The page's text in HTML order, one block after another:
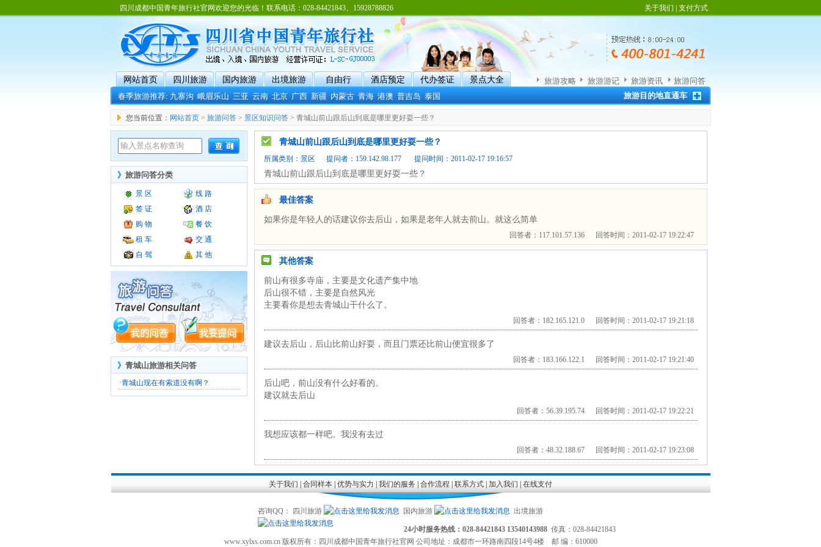
四川成都中国青年旅行社官网欢迎您的光临！联系电话：028-84421843、15928788826 关于我们 支付方式
网站首页 四川旅游 国内旅游 出境旅游 自由行 酒店预定 代办签证
景点大全
春季旅游推荐:九寨沟 峨眉乐山 三亚 云南 北京 广西 新疆 内蒙古 青海 港澳 普吉岛 泰国
旅游攻略 旅游游记 旅游资讯
旅游问答
旅游目的地直通车
您当前位置： 网站首页 > 旅游问答 > 景区知识问答 > 青城山前山跟后山到底是哪里更好耍一些？
》 旅游问答分类
景 区
线 路
签 证
酒 店
购 物
餐 饮
租 车
交 通
自 驾
其 他
》 青城山旅游相关问答
·青城山现在有索道没有啊？
青城山前山跟后山到底是哪里更好耍一些？
所属类别： 景区 提问者：159.142.98.177 提问时间：2011-02-17 19:16:57
青城山前山跟后山到底是哪里更好耍一些？
最佳答案
如果你是年轻人的话建议你去后山，如果是老年人就去前山。就这么简单
回答者：117.101.57.136 回答时间：2011-02-17 19:22:47
其他答案
前山有很多寺庙，主要是文化遗产集中地
后山很不错，主要是自然风光
主要看你是想去青城山干什么了。
回答者：182.165.121.0 回答时间：2011-02-17 19:21:18
建议去后山，后山比前山好耍，而且门票还比前山便宜很多了
回答者：183.166.122.1 回答时间：2011-02-17 19:21:40
后山吧，前山没有什么好看的。
建议就去后山
回答者：56.39.195.74 回答时间：2011-02-17 19:22:21
我想应该都一样吧。我没有去过
回答者：48.32.188.67 回答时间：2011-02-17 19:23:08
关于我们 合同样本 优势与实力 我们的服务 合作流程 联系方式 加入我们 在线支付
咨询QQ： 四川旅游 国内旅游 出境旅游
24小时服务热线：028-84421843 13540143988传真：028-84421843
www.xylxs.com.cn 版权所有：四川成都中国青年旅行社官网 公司地址：成都市一环路南四段14号4楼 邮 编：610000